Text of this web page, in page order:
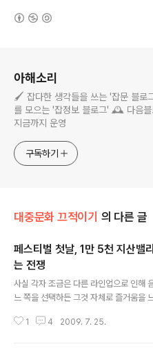
아해소리
🖌️ 잡다한 생각들을 쓰는 '잡문 블로
를 모으는 '잡정보 블로그' 🕰️ 다음
지금까지 운영
구독하기
대중문화 끄적이기 의 다른 글
페스티벌 첫날, 1만 5천 지산밸
는 전쟁
사실 각자 조금은 다른 라인업으로 인해
느 쪽을 선택하든 그것 자체로 즐거움을
를 내는 측에서는 숫자에 민감할 수 밖에
1 4 2009. 7. 25.